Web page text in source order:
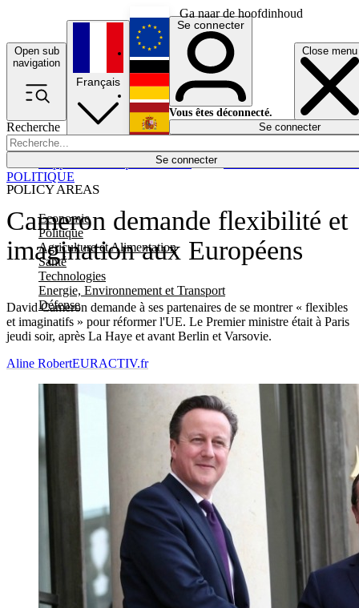
Ga naar de hoofdinhoud
Open sub
navigation
Close menu
Recherche
Se connecter
POLICY AREAS
Economie
Politique
Agriculture et Alimentation
Santé
Technologies
Energie, Environnement et Transport
Défense
Économie
Français
English
Deutsch
Español
Se connecter
Vous êtes déconnecté.
Se connecter
Cameron demande flexibilité et
imagination aux Européens
David Cameron demande à ses partenaires de se montrer « flexibles
et imaginatifs » pour réformer l'UE. Le Premier ministre était à Paris
jeudi soir, après La Haye et avant Berlin et Varsovie.
POLITIQUE
Aline RobertEURACTIV.fr